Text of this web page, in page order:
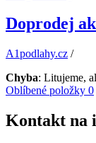
Doprodej
A1podlahy.cz /
Chyba: Litujeme,
Oblíbené položky 0
Kontakt na